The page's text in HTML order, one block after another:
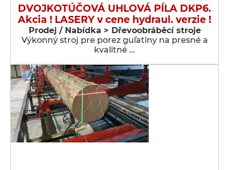
DVOJKOTÚČOVÁ UHLOVÁ PÍLA DKP6.
Akcia ! LASERY v cene hydraul. verzie !
Prodej / Nabídka > Dřevoobráběcí stroje
Výkonný stroj pre porez guľatiny na presné a
kvalitné …